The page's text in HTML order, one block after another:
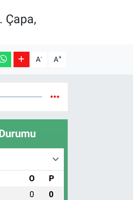
Çapa,
A- A+
O P
0 0